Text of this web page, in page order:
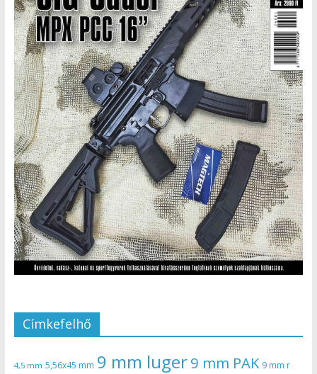
Címkefelhő
4,5 mm 5,56x45 mm 9 mm luger9 mm PAK 9 mm r